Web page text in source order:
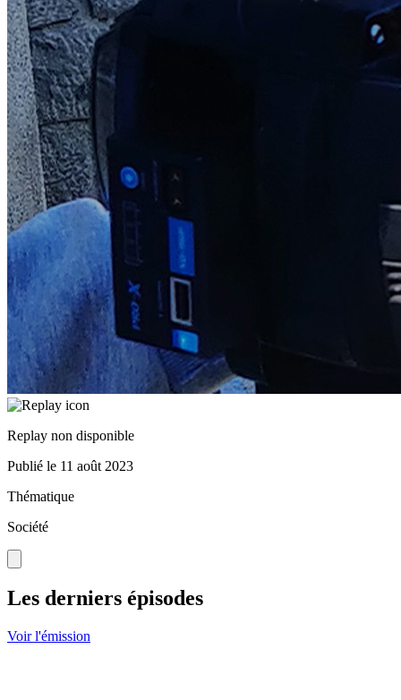
Replay non disponible
Publié le 11 août 2023
Thématique
Société
Les derniers épisodes
Voir l'émission